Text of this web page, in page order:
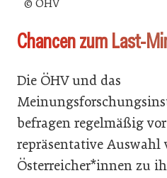
© ÖHV
Chancen zum Last-
Die ÖHV und das
befragen regelmäßig
repräsentative Auswahl
Österreicher*innen zu